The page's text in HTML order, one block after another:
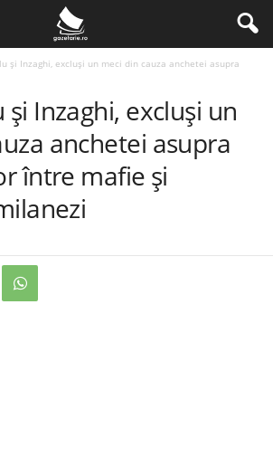
și Inzaghi, excluși un meci din cauza anchetei asupra
Inzaghi, excluși un
anchetei asupra
între mafie și